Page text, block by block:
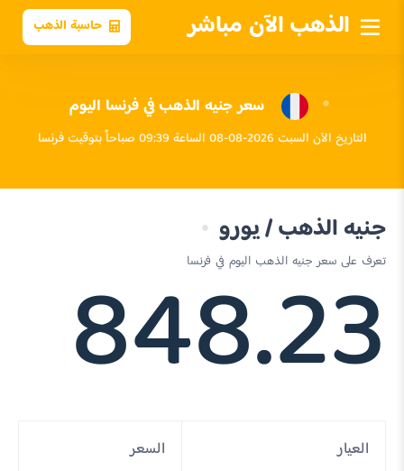
الذهب الآن مباشر حاسبة الذهب
سعر جنيه الذهب في فرنسا اليوم
التاريخ الآن السبت 2026-08-08 الساعة 09:39 صباحاً بتوقيت فرنسا
جنيه الذهب / يورو
تعرف على سعر جنيه الذهب اليوم في فرنسا
848.23
العيار السعر